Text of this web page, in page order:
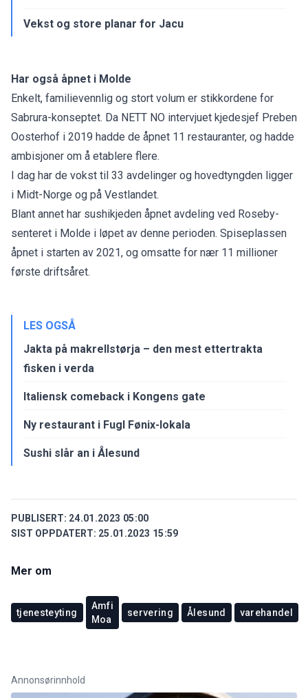
Vekst og store planar for Jacu
Har også åpnet i Molde
Enkelt, familievennlig og stort volum er stikkordene for
Sabrura-konseptet. Da NETT NO intervjuet kjedesjef Preben
Oosterhof i 2019 hadde de åpnet 11 restauranter, og hadde
ambisjoner om å etablere flere.
I dag har de vokst til 33 avdelinger og hovedtyngden ligger
i Midt-Norge og på Vestlandet.
Blant annet har sushikjeden åpnet avdeling ved Roseby-
senteret i Molde i løpet av denne perioden. Spiseplassen
åpnet i starten av 2021, og omsatte for nær 11 millioner
første driftsåret.
LES OGSÅ
Jakta på makrellstørja – den mest ettertrakta
fisken i verda
Italiensk comeback i Kongens gate
Ny restaurant i Fugl Fønix-lokala
Sushi slår an i Ålesund
PUBLISERT: 24.01.2023 05:00
SIST OPPDATERT: 25.01.2023 15:59
Mer om
tjenesteyting
Amfi
Moa
servering Ålesund varehandel
Annonsørinnhold